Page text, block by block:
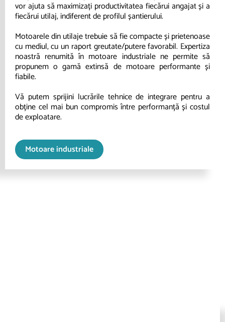
vor ajuta să maximizați productivitatea fiecărui angajat și a
fiecărui utilaj, indiferent de profilul șantierului.
Motoarele din utilaje trebuie să fie compacte și prietenoase
cu mediul, cu un raport greutate/putere favorabil. Expertiza
noastră renumită în motoare industriale ne permite să
propunem o gamă extinsă de motoare performante și
fiabile.
Vă putem sprijini lucrările tehnice de integrare pentru a
obține cel mai bun compromis între performanță și costul
de exploatare.
Motoare industriale